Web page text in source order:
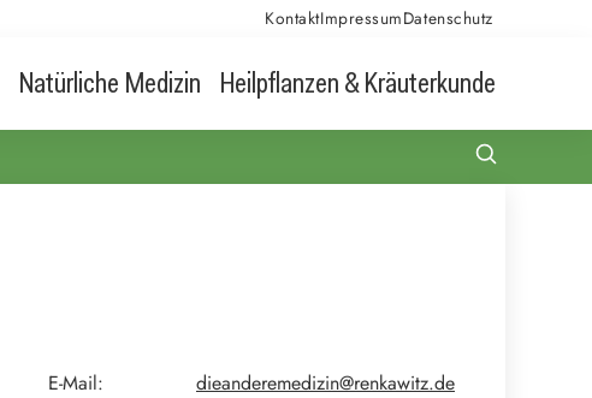
KontaktImpressumDatenschutz
Natürliche Medizin Heilpflanzen & Kräuterkunde
E-Mail:
dieanderemedizin@renkawitz.de